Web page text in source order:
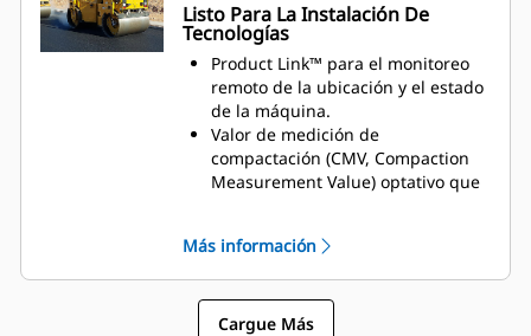
Listo Para La Instalación De
Tecnologías
Product Link™ para el monitoreo
remoto de la ubicación y el estado
de la máquina.
Valor de medición de
compactación (CMV, Compaction
Measurement Value) optativo que
consistencia de la compactación.
Más información
Cargue Más